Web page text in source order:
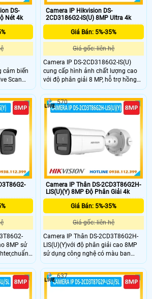
DS-
IMS 8MP Độ Nét 4k
cảm biến
Scan
cho chất
tiết.
bị nhiều
WDR
với
Camera IP Hikvision DS-
2CD3186G2-IS(U) 8MP Ultra 4k
Giá Bán: 5%-35%
Giá gốc: liên hệ
Camera IP DS-2CD3186G2-IS(U)
cung cấp hình ảnh chất lượng cao
với độ phân giải 8 MP, hỗ trợ hồng
ngoại ban đêm 40m và DarkFighter
giúp giám sát rõ ràng hơn vào ban
đêm. Camera chuyên dùng dự án
Hỗ trợ Hikvision Embedded Open
của bên thứ ba, khả năng phát hiện
con người và phương tiện bảo vệ an
ninh hiệu quả
8MP sử
chóng
ảnh rõ
Camera IP Thân DS-2CD3T86G2H-
LIS(U)(Y) 8MP Độ Phân Giải 4k
Giá Bán: 5%-35%
Giá gốc: liên hệ
Camera IP Thân DS-2CD3T86G2H-
LIS(U)(Y)với độ phân giải cao 8MP
sử dụng công nghệ có màu ban
đêm 24/7 hỗ trợ đèn kép xa
60m,chuẩn nén H.265,cùng chức
năng chóng ngược sáng WDR cho
hình ảnh rõ nét,chuẩn IP67,hỗ trợ
570
637